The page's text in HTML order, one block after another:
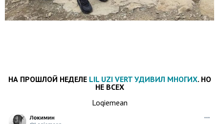
НА ПРОШЛОЙ НЕДЕЛЕ LIL UZI VERT УДИВИЛ МНОГИХ. НО
НЕ ВСЕХ
Loqiemean